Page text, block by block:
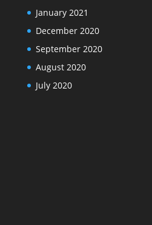
January 2021
December 2020
September 2020
August 2020
July 2020